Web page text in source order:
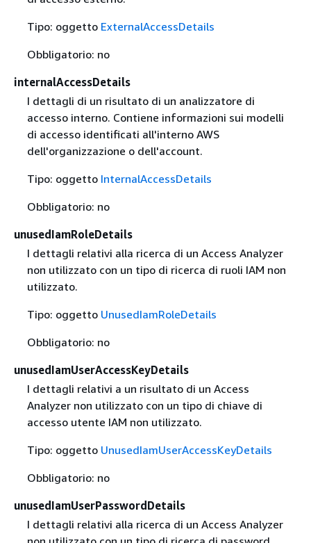
Tipo: oggetto ExternalAccessDetails
Obbligatorio: no
internalAccessDetails
I dettagli di un risultato di un analizzatore di
accesso interno. Contiene informazioni sui modelli
di accesso identificati all'interno AWS
dell'organizzazione o dell'account.
Tipo: oggetto InternalAccessDetails
Obbligatorio: no
unusedIamRoleDetails
I dettagli relativi alla ricerca di un Access Analyzer
non utilizzato con un tipo di ricerca di ruoli IAM non
utilizzato.
Tipo: oggetto UnusedIamRoleDetails
Obbligatorio: no
unusedIamUserAccessKeyDetails
I dettagli relativi a un risultato di un Access
Analyzer non utilizzato con un tipo di chiave di
accesso utente IAM non utilizzato.
Tipo: oggetto UnusedIamUserAccessKeyDetails
Obbligatorio: no
unusedIamUserPasswordDetails
I dettagli relativi alla ricerca di un Access Analyzer